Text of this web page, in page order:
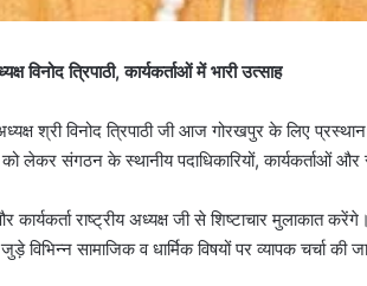
विनोद त्रिपाठी, कार्यकर्ताओं में भारी उत्साह
श्री विनोद त्रिपाठी जी आज गोरखपुर के लिए
लेकर संगठन के स्थानीय पदाधिकारियों, कार्यकर्ताओं
राष्ट्रीय अध्यक्ष जी से शिष्टाचार मुलाकात
विभिन्न सामाजिक व धार्मिक विषयों पर व्यापक चर्चा की